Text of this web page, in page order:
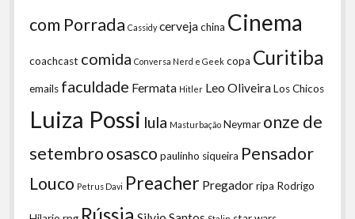
com Porrada Cassidy cervejachina Cinema
coachcast comida Conversa Nerd e Geek copa Curitiba
emails faculdade Fermata Hitler Leo OliveiraLos Chicos
Luiza Possi lula Masturbação Neymar onze de
setembroosasco paulinho siqueira Pensador
Louco Petrus Davi Preacher Pregadorripa Rodrigo
Rússia